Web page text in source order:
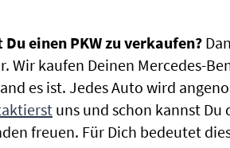
Du einen PKW zu verkaufen?
Wir kaufen Deinen Mercedes-
es ist. Jedes Auto wird
uns und schon kannst
freuen. Für Dich bedeutet